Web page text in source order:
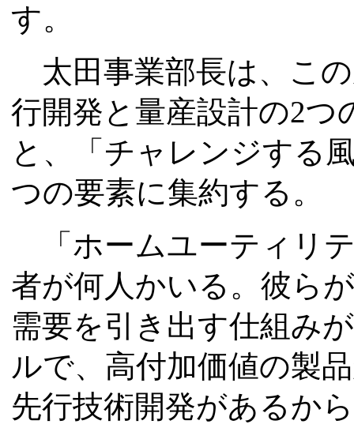
す。
太田事業部長は、こ
行開発と量産設計の2つ
と、「チャレンジする
つの要素に集約する。
「ホームユーティリ
者が何人かいる。彼ら
需要を引き出す仕組み
ルで、高付加価値の製
先行技術開発があるか